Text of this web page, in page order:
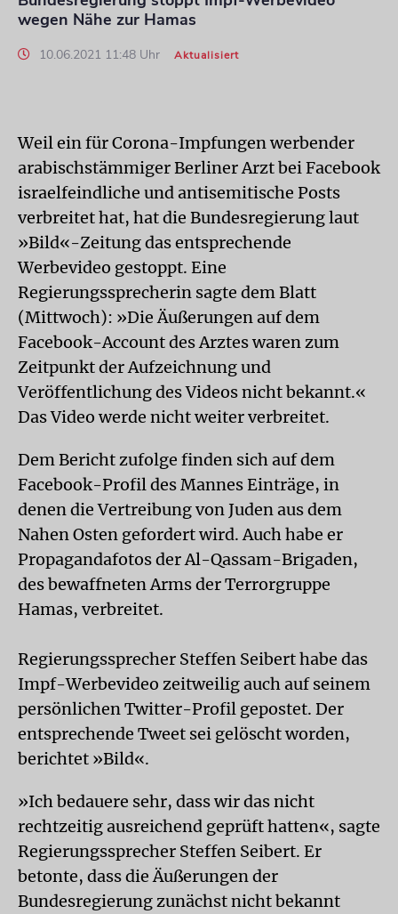
wegen Nähe zur Hamas
10.06.2021 11:48 Uhr Aktualisiert
Weil ein für Corona-Impfungen werbender
arabischstämmiger Berliner Arzt bei Facebook
israelfeindliche und antisemitische Posts
verbreitet hat, hat die Bundesregierung laut
»Bild«-Zeitung das entsprechende
Werbevideo gestoppt. Eine
Regierungssprecherin sagte dem Blatt
(Mittwoch): »Die Äußerungen auf dem
Facebook-Account des Arztes waren zum
Zeitpunkt der Aufzeichnung und
Veröffentlichung des Videos nicht bekannt.«
Das Video werde nicht weiter verbreitet.
Dem Bericht zufolge finden sich auf dem
Facebook-Profil des Mannes Einträge, in
denen die Vertreibung von Juden aus dem
Nahen Osten gefordert wird. Auch habe er
Propagandafotos der Al-Qassam-Brigaden,
des bewaffneten Arms der Terrorgruppe
Hamas, verbreitet.
Regierungssprecher Steffen Seibert habe das
Impf-Werbevideo zeitweilig auch auf seinem
persönlichen Twitter-Profil gepostet. Der
entsprechende Tweet sei gelöscht worden,
berichtet »Bild«.
»Ich bedauere sehr, dass wir das nicht
rechtzeitig ausreichend geprüft hatten«, sagte
Regierungssprecher Steffen Seibert. Er
betonte, dass die Äußerungen der
Bundesregierung zunächst nicht bekannt